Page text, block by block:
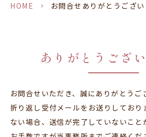
HOME > お問合せありがとうござ
ありがとうござ
お問合せいただき、誠にありがとうご
折り返し受付メールをお送りしており
ない場合、送信が完了していないこと